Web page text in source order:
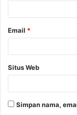
Email *
Situs Web
Simpan nama,